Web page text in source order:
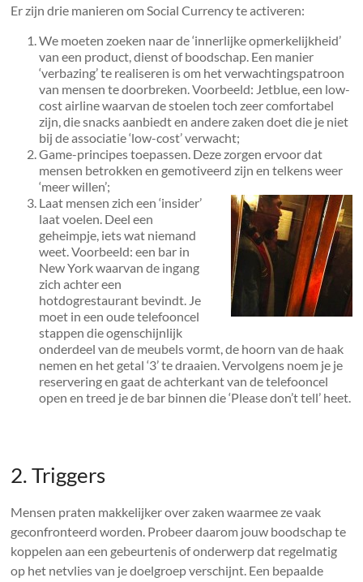
Er zijn drie manieren om Social Currency te activeren:
We moeten zoeken naar de ‘innerlijke opmerkelijkheid’
van een product, dienst of boodschap. Een manier
‘verbazing’ te realiseren is om het verwachtingspatroon
van mensen te doorbreken. Voorbeeld: Jetblue, een low-
cost airline waarvan de stoelen toch zeer comfortabel
zijn, die snacks aanbiedt en andere zaken doet die je niet
bij de associatie ‘low-cost’ verwacht;
Game-principes toepassen. Deze zorgen ervoor dat
mensen betrokken en gemotiveerd zijn en telkens weer
‘meer willen’;
Laat mensen zich een ‘insider’
laat voelen. Deel een
geheimpje, iets wat niemand
weet. Voorbeeld: een bar in
New York waarvan de ingang
zich achter een
hotdogrestaurant bevindt. Je
moet in een oude telefooncel
stappen die ogenschijnlijk
onderdeel van de meubels vormt, de hoorn van de haak
nemen en het getal ‘3’ te draaien. Vervolgens noem je je
reservering en gaat de achterkant van de telefooncel
open en treed je de bar binnen die ‘Please don’t tell’ heet.
2. Triggers
Mensen praten makkelijker over zaken waarmee ze vaak
geconfronteerd worden. Probeer daarom jouw boodschap te
koppelen aan een gebeurtenis of onderwerp dat regelmatig
op het netvlies van je doelgroep verschijnt. Een bepaalde